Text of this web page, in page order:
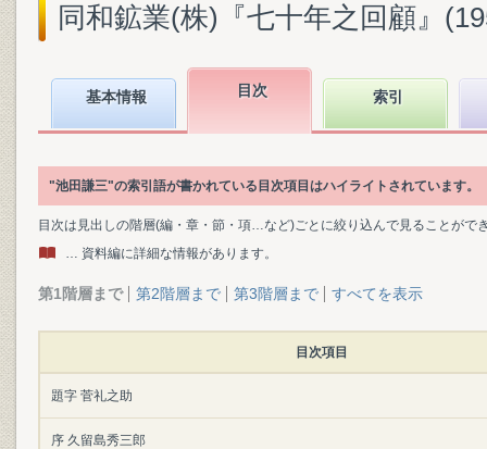
同和鉱業(株)『七十年之回顧』
基本情報 目次 索引
"池田謙三"の索引語が書かれている目次項目はハイライトされています。
目次は見出しの階層(編・章・節・項…など)ごとに絞り込んで見ることがで
… 資料編に詳細な情報があります。
第1階層まで 第2階層まで 第3階層まで すべてを表示
目次項目
題字 菅礼之助
序 久留島秀三郎